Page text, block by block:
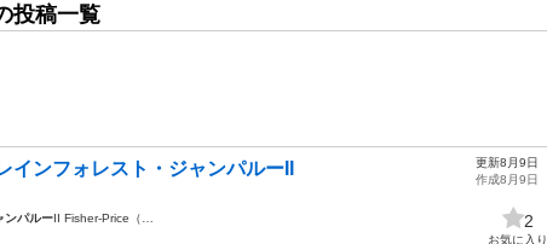
投稿一覧
インフォレスト・ジャンパルーII
ンパルーII Fisher-Price（…
更新8月9日
作成8月9日
2
お気に入り